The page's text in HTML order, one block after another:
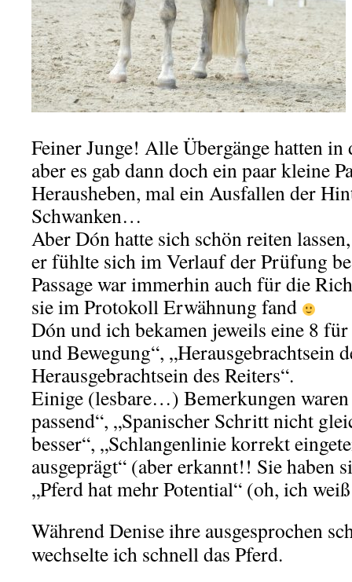
Feiner Junge! Alle Übergänge hatten in
aber es gab dann doch ein paar kleine
Herausheben, mal ein Ausfallen der
Schwanken…
Aber Dón hatte sich schön reiten
er fühlte sich im Verlauf der Prüfung
Passage war immerhin auch für die
sie im Protokoll Erwähnung fand
Dón und ich bekamen jeweils eine 8
und Bewegung“, „Herausgebrachtsein
Herausgebrachtsein des Reiters“.
Einige (lesbare…) Bemerkungen
passend“, „Spanischer Schritt nicht
besser“, „Schlangenlinie korrekt
ausgeprägt“ (aber erkannt!! Sie
„Pferd hat mehr Potential“ (oh, ich
Während Denise ihre ausgesprochen
wechselte ich schnell das Pferd.